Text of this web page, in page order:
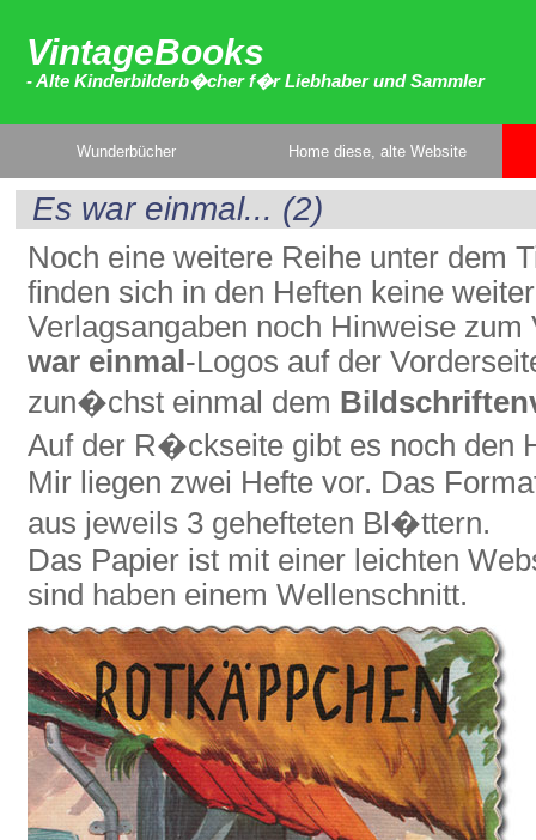
VintageBooks
- Alte Kinderbilderb�cher f�r Liebhaber und Sammler
Wunderbücher Home diese, alte Website
Es war einmal... (2)
Noch eine weitere Reihe unter dem
finden sich in den Heften keine
Verlagsangaben noch Hinweise
war einmal -Logos auf der
zun�chst einmal dem
Auf der R�ckseite gibt es noch den
Mir liegen zwei Hefte vor. Das
aus jeweils 3 gehefteten Bl�ttern.
Das Papier ist mit einer leichten
sind haben einem Wellenschnitt.